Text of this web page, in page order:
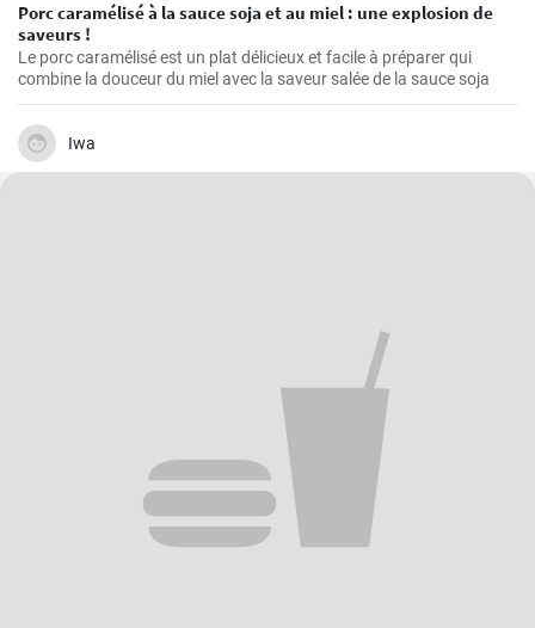
Porc caramélisé à la sauce soja et au miel : une explosion de
saveurs !
Le porc caramélisé est un plat délicieux et facile à préparer qui
combine la douceur du miel avec la saveur salée de la sauce soja
Iwa